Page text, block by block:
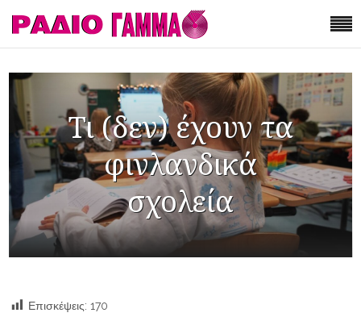
Τι (δεν) έχουν τα
φινλανδικά
σχολεία
Επισκέψεις: 170